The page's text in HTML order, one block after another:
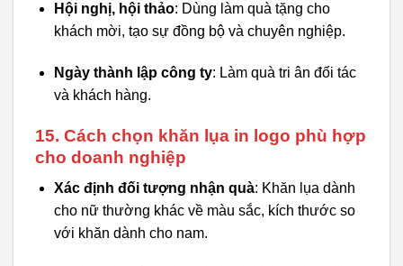
Hội nghị, hội thảo: Dùng làm quà tặng cho
khách mời, tạo sự đồng bộ và chuyên nghiệp.
Ngày thành lập công ty: Làm quà tri ân đối tác
và khách hàng.
15. Cách chọn khăn lụa in logo phù hợp
cho doanh nghiệp
Xác định đối tượng nhận quà: Khăn lụa dành
cho nữ thường khác về màu sắc, kích thước so
với khăn dành cho nam.